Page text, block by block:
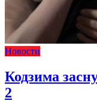
Новости
Кодзима
2